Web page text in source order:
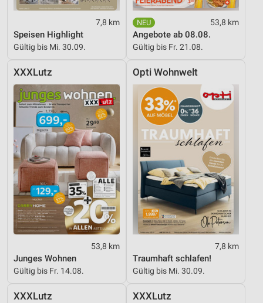
7,8 km
Speisen Highlight
Gültig bis Mi. 30.09.
53,8 km
Angebote ab 08.08.
Gültig bis Fr. 21.08.
XXXLutz
53,8 km
Junges Wohnen
Gültig bis Fr. 14.08.
Opti Wohnwelt
7,8 km
Traumhaft schlafen!
Gültig bis Mi. 30.09.
XXXLutz XXXLutz